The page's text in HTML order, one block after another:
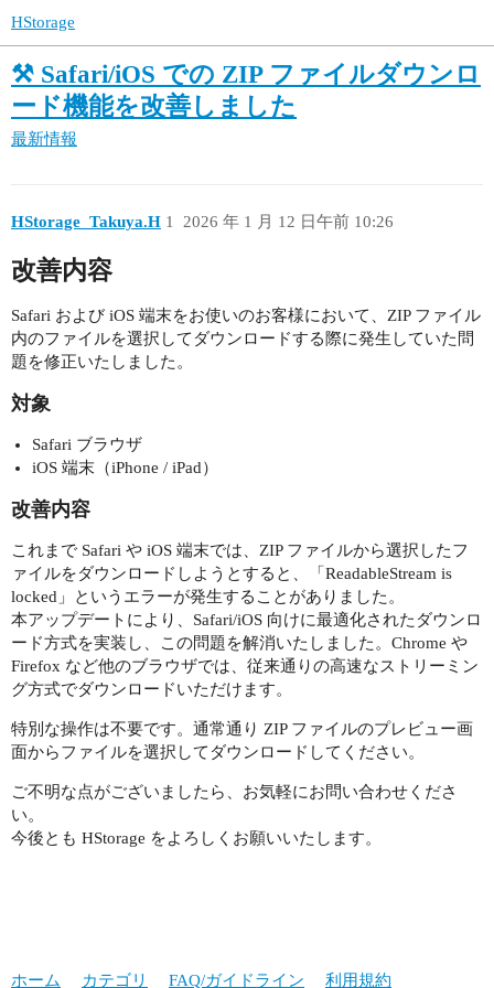
HStorage
⚒️ Safari/iOS での ZIP ファイルダウンロ
ード機能を改善しました
最新情報
HStorage_Takuya.H 2026 年 1 月 12 日午前 10:26
1
改善内容
Safari および iOS 端末をお使いのお客様において、ZIP ファイル
内のファイルを選択してダウンロードする際に発生していた問
題を修正いたしました。
対象
Safari ブラウザ
iOS 端末（iPhone / iPad）
改善内容
これまで Safari や iOS 端末では、ZIP ファイルから選択したフ
ァイルをダウンロードしようとすると、「ReadableStream is
locked」というエラーが発生することがありました。
本アップデートにより、Safari/iOS 向けに最適化されたダウンロ
ード方式を実装し、この問題を解消いたしました。Chrome や
Firefox など他のブラウザでは、従来通りの高速なストリーミン
グ方式でダウンロードいただけます。
特別な操作は不要です。通常通り ZIP ファイルのプレビュー画
面からファイルを選択してダウンロードしてください。
ご不明な点がございましたら、お気軽にお問い合わせくださ
い。
今後とも HStorage をよろしくお願いいたします。
ホーム カテゴリ FAQ/ガイドライン 利用規約